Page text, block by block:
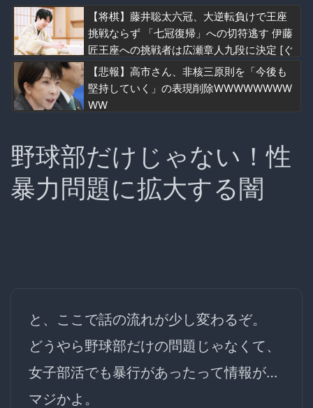
【将棋】藤井聡太六冠、大逆転負けで王座
挑戦ならず 「七冠復帰」への切符逃す 伊藤
匠王座への挑戦者は広瀬章人九段に決定 [ぐ
れ★]
【悲報】高市さん、非核三原則を「今後も
堅持していく」の表現削除WWWWWWWW
WW
野球部だけじゃない！性
暴力問題に拡大する闇
と、ここで話の流れが少し変わるぞ。
どうやら野球部だけの問題じゃなくて、
女子部活でも暴行があったって情報が…
マジかよ。